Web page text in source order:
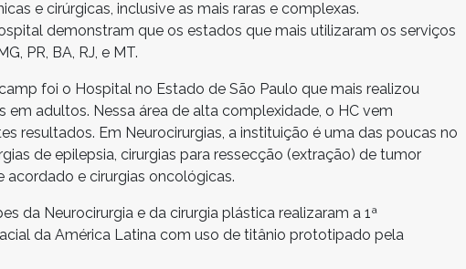
e cirúrgicas, inclusive as mais raras e complexas.
demonstram que os estados que mais utilizaram os serviços
PR, BA, RJ, e MT.
foi o Hospital no Estado de São Paulo que mais realizou
em adultos. Nessa área de alta complexidade, o HC vem
resultados. Em Neurocirurgias, a instituição é uma das poucas no
de epilepsia, cirurgias para ressecção (extração) de tumor
acordado e cirurgias oncológicas.
da Neurocirurgia e da cirurgia plástica realizaram a 1ª
da América Latina com uso de titânio prototipado pela